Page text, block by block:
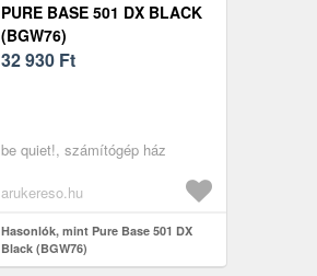
PURE BASE 501 DX BLACK
(BGW76)
32 930 Ft
be quiet!, számítógép ház
arukereso.hu
Hasonlók, mint Pure Base 501 DX
Black (BGW76)